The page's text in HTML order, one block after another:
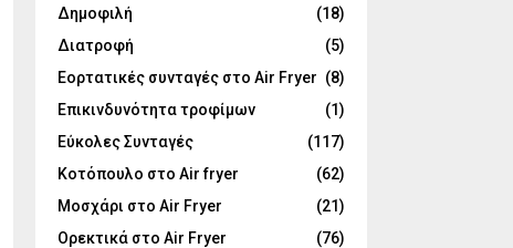
Δημοφιλή
(18)
Διατροφή
(5)
Εορτατικές συνταγές στο Air Fryer (8)
Επικινδυνότητα τροφίμων
(1)
Εύκολες Συνταγές
(117)
Κοτόπουλο στο Air fryer
(62)
Μοσχάρι στο Air Fryer
(21)
Ορεκτικά στο Air Fryer
(76)